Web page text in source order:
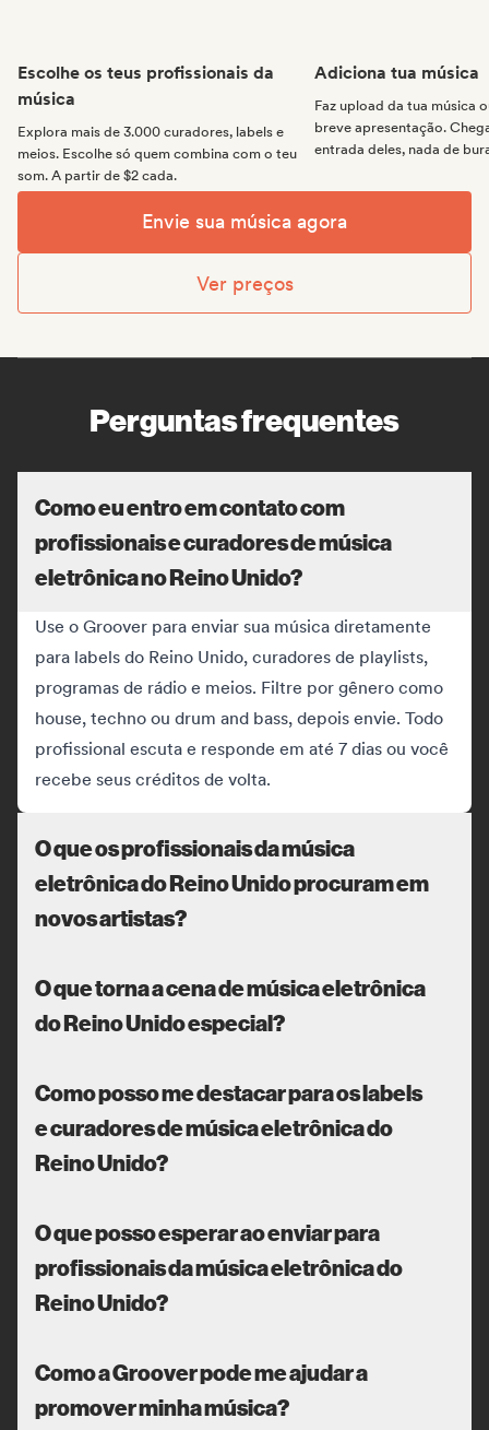
Escolhe os teus profissionais da
música
Explora mais de 3.000 curadores, labels e
meios. Escolhe só quem combina com o teu
som. A partir de $2 cada.
Adiciona tua música
Faz upload da tua música
breve apresentação.
entrada deles, nada de
Envie sua música agora
Ver preços
Perguntas frequentes
Como eu entro em contato com
profissionais e curadores de música
eletrônica no Reino Unido?
Use o Groover para enviar sua música diretamente
para labels do Reino Unido, curadores de playlists,
programas de rádio e meios. Filtre por gênero como
house, techno ou drum and bass, depois envie. Todo
profissional escuta e responde em até 7 dias ou você
recebe seus créditos de volta.
O que os profissionais da música
eletrônica do Reino Unido procuram em
novos artistas?
O que torna a cena de música eletrônica
do Reino Unido especial?
Como posso me destacar para os labels
e curadores de música eletrônica do
Reino Unido?
O que posso esperar ao enviar para
profissionais da música eletrônica do
Reino Unido?
Como a Groover pode me ajudar a
promover minha música?